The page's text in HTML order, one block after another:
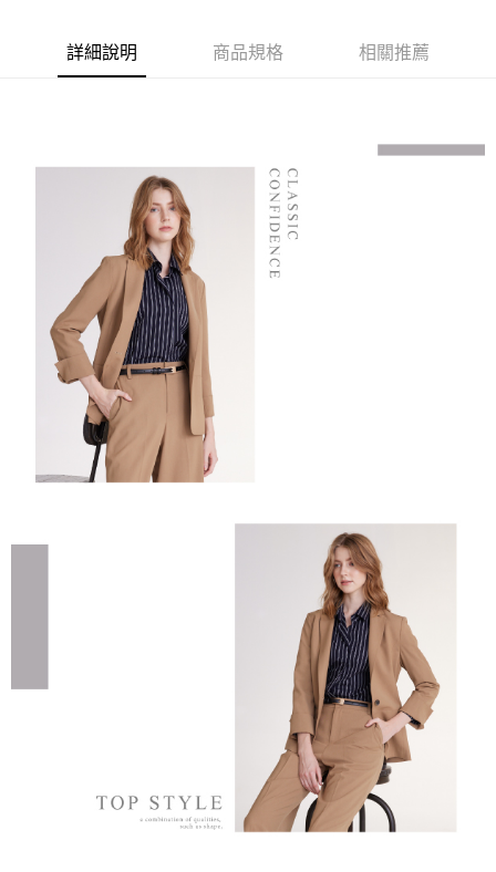
２．便利：只要手機號碼，簡訊認證，即可結帳。
２．訂單成立數日內，您將收到繳費通知簡訊。
３．收到繳費通知簡訊後14天內，點擊此簡訊中的連結，可透過四大超商／
ATM／網路銀行／等多元方式進行付款，方視為交易完成。
※ 請注意：結帳手續完成當下不需立刻繳費，但若您需要取消訂單，請聯絡
購買商品的店家。未經商家同意取消之訂單仍視為有效，需透過AFTEE先享
後付繳納相關費用。
※ 交易是否成功請以「AFTEE先享後付 」之結帳頁面顯示為準，若有關於
是否繳費成功／繳費後需取消欲退款等相關疑問，請聯繫「AFTEE先享後付
客戶支援中心」https://netprotections.freshdesk.com/support/home
【注意事項】
１．透過由恩沛科技股份有限公司提供之「AFTEE先享後付」服務完成之交
易，需依本服務之必要範圍內提供個人資料，並將交易相關給付款項請求債
權轉讓予恩沛科技股份有限公司。
２．關於個人資料處理事宜，請瀏覽以下網址：
https://aftee.tw/terms/#terms3
３．未成年的使用者請事先徵得法定代理人或監護人之同意方可使用
４．使用「AFTEE先享後付」時，將依據個別帳號之用戶狀況，依本公司即
時審查核予不同之上限額度；若仍有額度不足之情形，本公司將視審查結果
５．嚴禁一人註冊多個帳號或使用他人資訊註冊。若發現惡意使用之情形，
恩沛科技股份有限公司將有權停止該用戶之使用額度並採取法律行動。
每筆NT$60，滿NT$2,000(含以上)免運費
7-11--滿2000元免運
每筆NT$60，滿NT$2,000(含以上)免運費
付款後7-11取貨---滿2000元免運
每筆NT$60，滿NT$2,000(含以上)免運費
宅配-滿2000元免運
每筆NT$120，滿NT$2,000(含以上)免運費
詳細說明 商品規格 相關推薦